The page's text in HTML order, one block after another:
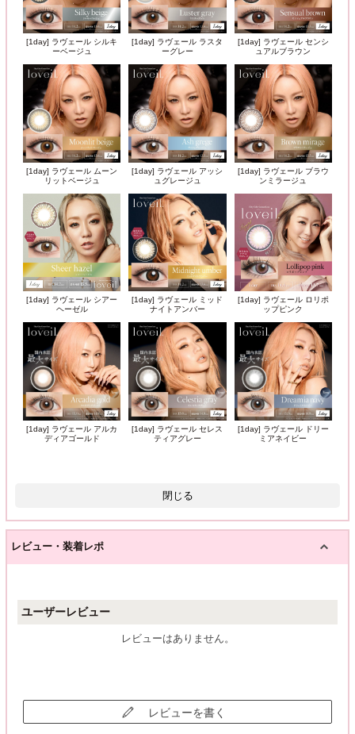
[1day] ラヴェール シルキ
ーベージュ
[1day] ラヴェール ラスタ
ーグレー
[1day] ラヴェール センシ
ュアルブラウン
[1day] ラヴェール ムーン
リットベージュ
[1day] ラヴェール アッシ
ュグレージュ
[1day] ラヴェール ブラウ
ンミラージュ
[1day] ラヴェール シアー
ヘーゼル
[1day] ラヴェール ミッド
ナイトアンバー
[1day] ラヴェール ロリポ
ップピンク
[1day] ラヴェール アルカ
ディアゴールド
[1day] ラヴェール セレス
ティアグレー
[1day] ラヴェール ドリー
ミアネイビー
閉じる
レビュー・装着レポ
ユーザーレビュー
レビューはありません。
レビューを書く